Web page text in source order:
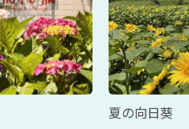
夏の向日葵